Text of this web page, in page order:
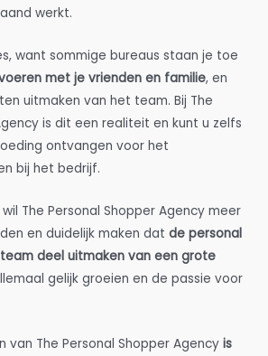
werkt.
want sommige bureaus staan je toe
met je vrienden en familie, en
uitmaken van het team. Bij The
is dit een realiteit en kunt u zelfs
ontvangen voor het
bij het bedrijf.
The Personal Shopper Agency meer
en duidelijk maken dat de personal
deel uitmaken van een grote
gelijk groeien en de passie voor
van The Personal Shopper Agency is